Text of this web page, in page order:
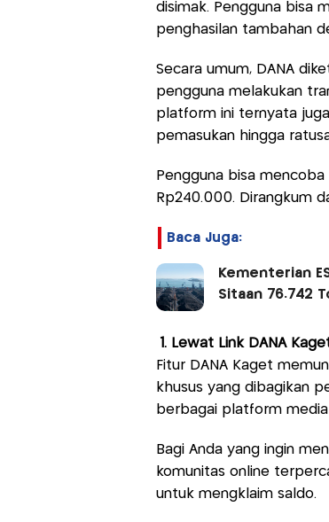
disimak. Pengguna bisa
penghasilan tambahan
Secara umum, DANA
pengguna melakukan
platform ini ternyata
pemasukan hingga
Pengguna bisa
Rp240.000. Dirangkum
Baca Juga:
Kementerian
Sitaan 76.742
1. Lewat Link DANA
Fitur DANA Kaget
khusus yang dibagikan
berbagai platform media
Bagi Anda yang ingin
komunitas online
untuk mengklaim saldo.​